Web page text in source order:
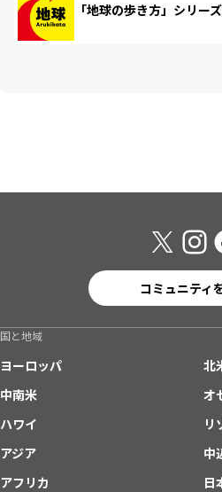
「地球の歩き方」シリー
コミュニティ
国と地域
ヨーロッパ
北
中南米
オ
ハワイ
リ
アジア
中
アフリカ
日